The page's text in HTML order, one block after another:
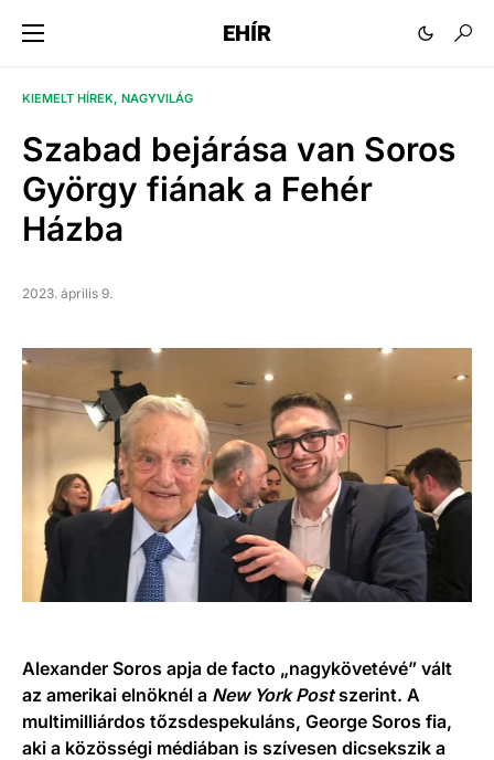
EHÍR
KIEMELT HÍREK NAGYVILÁG
Szabad bejárása van Soros
György fiának a Fehér
Házba
2023. április 9.
Alexander Soros apja de facto „nagykövetévé” vált
az amerikai elnöknél a New York Postszerint. A
multimilliárdos tőzsdespekuláns, George Soros fia,
aki a közösségi médiában is szívesen dicsekszik a